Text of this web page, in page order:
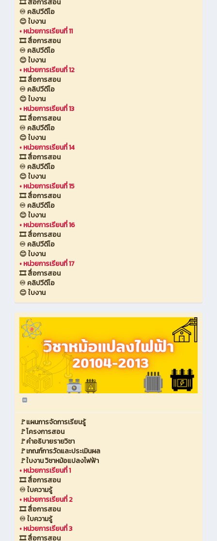
🎞️ สื่อการสอน
♾️ คลิปวีดีโอ
😊 ใบงาน
•หน่วยการเรียนที่ 11
🎞️ สื่อการสอน
♾️ คลิปวีดีโอ
😊 ใบงาน
•หน่วยการเรียนที่ 12
🎞️ สื่อการสอน
♾️ คลิปวีดีโอ
😊 ใบงาน
•หน่วยการเรียนที่ 13
🎞️ สื่อการสอน
♾️ คลิปวีดีโอ
😊 ใบงาน
•หน่วยการเรียนที่ 14
🎞️ สื่อการสอน
♾️ คลิปวีดีโอ
😊 ใบงาน
•หน่วยการเรียนที่ 15
🎞️ สื่อการสอน
♾️ คลิปวีดีโอ
😊 ใบงาน
•หน่วยการเรียนที่ 16
🎞️ สื่อการสอน
♾️ คลิปวีดีโอ
😊 ใบงาน
•หน่วยการเรียนที่ 17
🎞️ สื่อการสอน
♾️ คลิปวีดีโอ
😊 ใบงาน
🚩แผนการจัดการเรียนรู้
🚩โครงการสอน
🚩คำอธิบายรายวิชา
🚩เกณฑ์การวัดและประเมินผล
🚩ใบงาน วิชาหม้อแปลงไฟฟ้า
•หน่วยการเรียนที่ 1
🎞️ สื่อการสอน
♾️ ใบความรู้
•หน่วยการเรียนที่ 2
🎞️ สื่อการสอน
♾️ ใบความรู้
•หน่วยการเรียนที่ 3
🎞️ สื่อการสอน